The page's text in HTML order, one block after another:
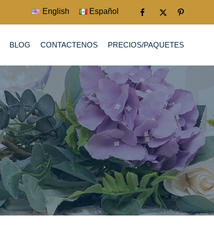
English Español
BLOG CONTACTENOS PRECIOS/PAQUETES